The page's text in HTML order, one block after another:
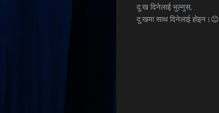
दु:ख दिनेलाई भुल्नुस,
दु:खमा साथ दिनेलाई होइन।😊